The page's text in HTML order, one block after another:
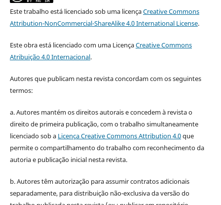
Este trabalho está licenciado sob uma licençaCreative Commons
Attribution-NonCommercial-ShareAlike 4.0 International License.
Este obra está licenciado com uma LicençaCreative Commons
Atribuição 4.0 Internacional.
Autores que publicam nesta revista concordam com os seguintes
termos:
a. Autores mantém os direitos autorais e concedem à revista o
direito de primeira publicação, com o trabalho simultaneamente
licenciado sob a Licença Creative Commons Attribution 4.0que
permite o compartilhamento do trabalho com reconhecimento da
autoria e publicação inicial nesta revista.
b. Autores têm autorização para assumir contratos adicionais
separadamente, para distribuição não-exclusiva da versão do